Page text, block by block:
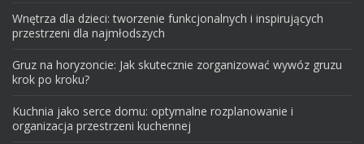
Wnętrza dla dzieci: tworzenie funkcjonalnych i inspirujących
przestrzeni dla najmłodszych
Gruz na horyzoncie: Jak skutecznie zorganizować wywóz gruzu
krok po kroku?
Kuchnia jako serce domu: optymalne rozplanowanie i
organizacja przestrzeni kuchennej